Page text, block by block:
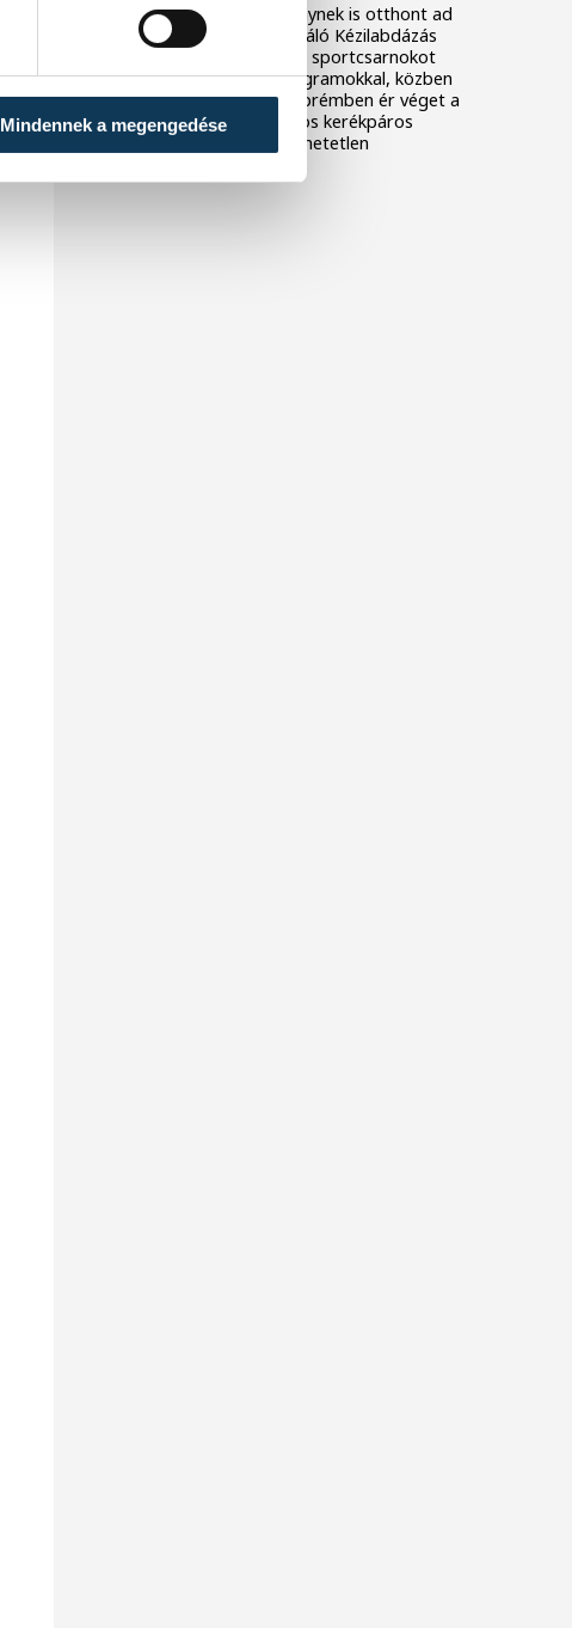
Mindennek a megengedése
Két kiemelt sporteseménynek is otthont ad
Veszprém. Az idén debütáló Kézilabdázás
Napja a Március 15. utcai sportcsarnokot
tölti meg változatos programokkal, közben
a délután folyamán Veszprémben ér véget a
Tour de Hongrie országos kerékpáros
verseny. Mindkettő felejthetetlen